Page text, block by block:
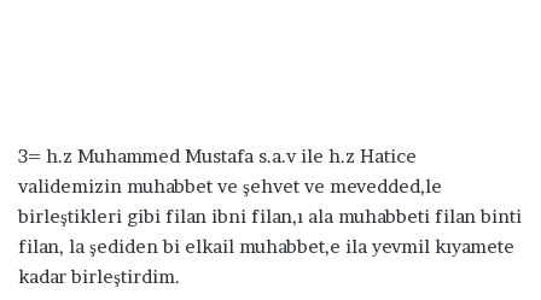
3= h.z Muhammed Mustafa s.a.v ile h.z Hatice
validemizin muhabbet ve şehvet ve mevedded,le
birleştikleri gibi filan ibni filan,ı ala muhabbeti filan binti
filan, la şediden bi elkail muhabbet,e ila yevmil kıyamete
kadar birleştirdim.